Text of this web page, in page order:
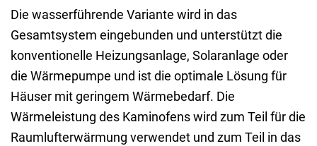
Die wasserführende Variante wird in das
Gesamtsystem eingebunden und unterstützt die
konventionelle Heizungsanlage, Solaranlage oder
die Wärmepumpe und ist die optimale Lösung für
Häuser mit geringem Wärmebedarf. Die
Wärmeleistung des Kaminofens wird zum Teil für die
Raumlufterwärmung verwendet und zum Teil in das